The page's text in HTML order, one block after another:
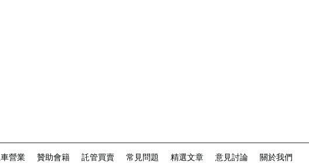
營業 贊助會籍 託管買賣 常見問題 精選文章 意見討論 關於我們